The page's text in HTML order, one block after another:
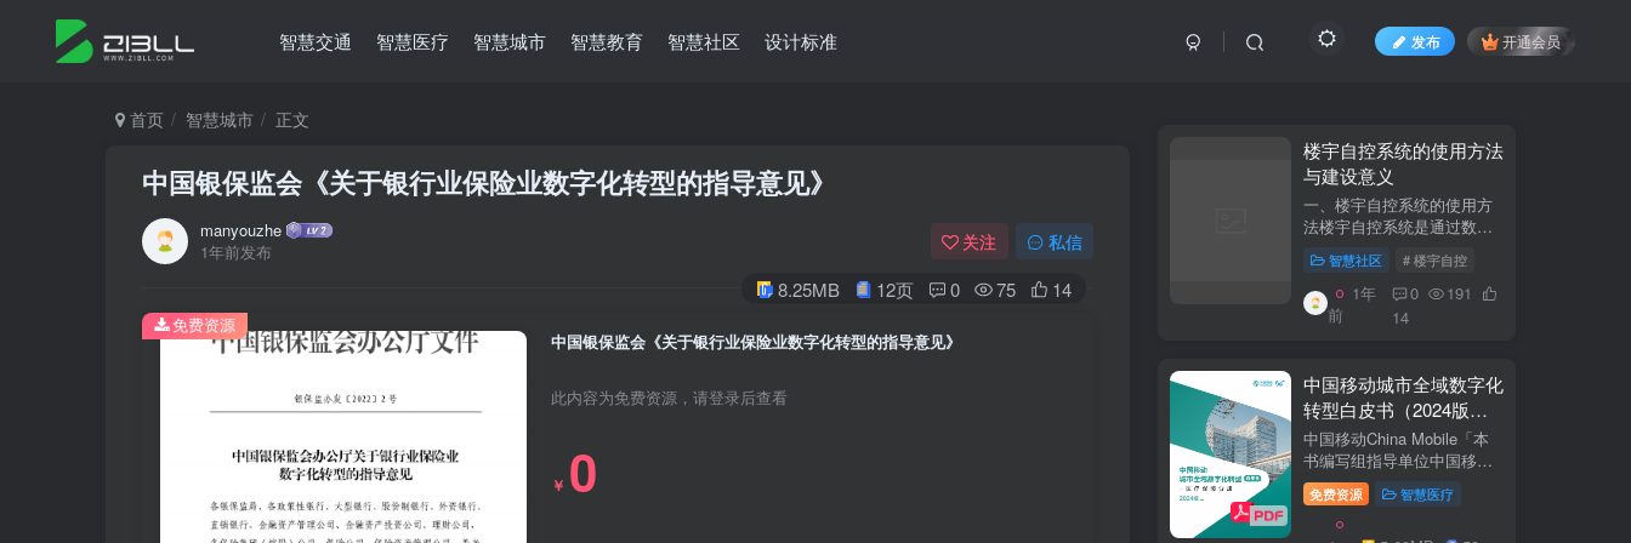
智慧交通 智慧医疗 智慧城市 智慧教育 智慧社区 设计标准 发布 开通会员
首页 智慧城市 正文
中国银保监会《关于银行业保险业数字化转型的指导意见》
manyouzhe
1年前发布
关注 私信
8.25MB 12页 0 75 14
中国银保监会《关于银行业保险业数字化转型的指导意见》
此内容为免费资源，请登录后查看
￥ 0
免费资源
​​楼宇自控系统的使用方法
与建设意义​
一、楼宇自控系统的使用方
法​​楼宇自控系统是通过数字
化、自动化技术对建筑内机
电设备（如暖通空调、照
明、电梯、给排水等）进行
集中监控、管理和优化运行
智慧社区 # 楼宇自控
1年
前
0
191
14
中国移动城市全域数字化
转型白皮书（2024版）-
医疗保障分册
中国移动China Mobile「本
书编写组指导单位中国移动
集团公司政企事业部编写单
位中移系统集成有限公司主
编李双佶、丁静、杨勇、赵
免费资源 智慧医疗